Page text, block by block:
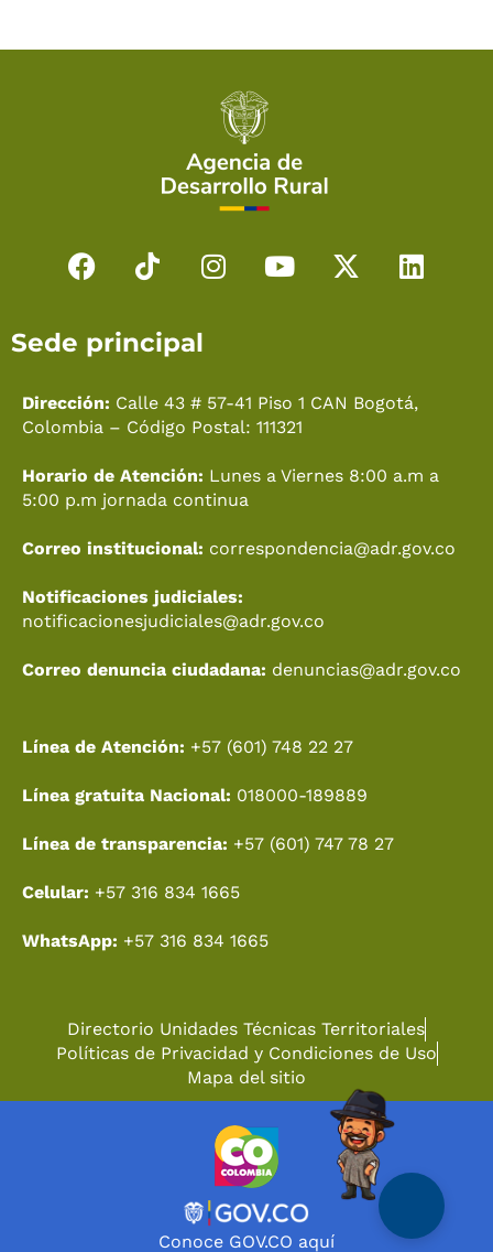
F
e
o
o
T
t
k
I
g
r
m
Y
b
e
X
t
r
L
d
Sede principal
Dirección: Calle 43 # 57-41 Piso 1 CAN Bogotá,
Colombia – Código Postal: 111321
Horario de Atención: Lunes a Viernes 8:00 a.m a
5:00 p.m jornada continua
Correo institucional: correspondencia@adr.gov.co
Notificaciones judiciales:
notificacionesjudiciales@adr.gov.co
Correo denuncia ciudadana: denuncias@adr.gov.co
Línea de Atención: +57 (601) 748 22 27
Línea gratuita Nacional: 018000-189889
Línea de transparencia: +57 (601) 747 78 27
Celular: +57 316 834 1665
WhatsApp: +57 316 834 1665
Directorio Unidades Técnicas Territoriales
Políticas de Privacidad y Condiciones de Uso
Mapa del sitio
Conoce GOV.CO aquí